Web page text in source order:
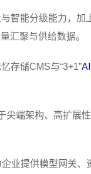
智能分级能力，加
汇聚与供给数据。
存储CMS与“3+1”
尖端架构、高扩展
业提供模型网关